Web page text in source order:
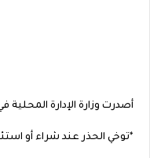
أصدرت وزارة الإدارة المحلية
*توخي الحذر عند شراء أو